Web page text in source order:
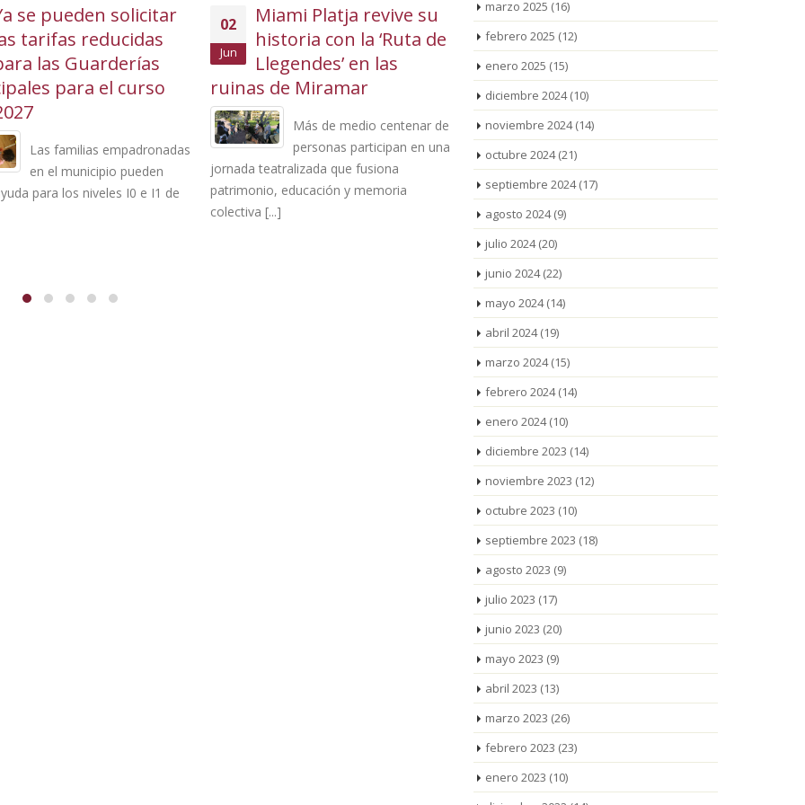
Platja revive su
con la ‘Ruta de
en las
de Miramar
personas participan en una
que fusiona
educación y memoria
28
May
Buena acogida de la
actividad
intergeneracional en el
huerto social “La Florida” de
Miami Platja
Personas mayores y el
alumnado de la guardería
municipal participan en un intercambio de
aprendizajes y naturaleza Durante el [...]
25
May
La Ruta de Llegendes
revive el patrimonio
oral de Mont-roig del
Camp
La propuesta teatralizada
del Pla Educatiu d’Entorn
reunió a familias y niños este sábado 23
de mayo para [...]
marzo 2025 (16)
febrero 2025 (12)
enero 2025 (15)
diciembre 2024(10)
noviembre 2024(14)
octubre 2024(21)
septiembre 2024(17)
agosto 2024(9)
julio 2024(20)
junio 2024(22)
mayo 2024(14)
abril 2024(19)
marzo 2024(15)
febrero 2024(14)
enero 2024(10)
diciembre 2023 (14)
noviembre 2023 (12)
octubre 2023 (10)
septiembre 2023 (18)
agosto 2023 (9)
julio 2023 (17)
junio 2023 (20)
mayo 2023 (9)
abril 2023 (13)
marzo 2023 (26)
febrero 2023 (23)
enero 2023 (10)